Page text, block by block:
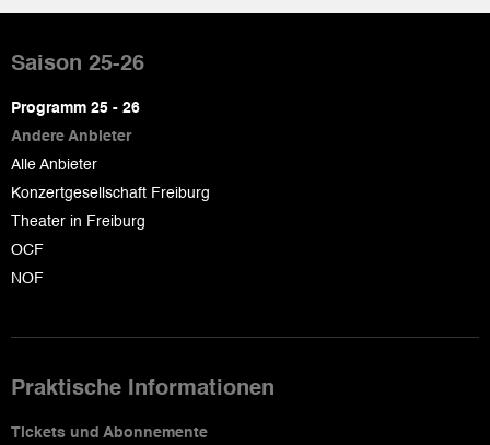
de
page
Saison 25-26
Programm 25 - 26
Andere Anbieter
Alle Anbieter
Konzertgesellschaft Freiburg
Theater in Freiburg
OCF
NOF
Praktische Informationen
Tickets und Abonnemente